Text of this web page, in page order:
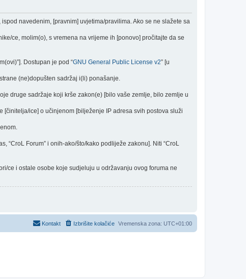
ispod navedenim, [pravnim] uvjetima/pravilima. Ako se ne slažete sa
ce, molim(o), s vremena na vrijeme ih [ponovo] pročitajte da se
Dostupan je pod “GNU General Public License v2” [u
(ne)dopušten sadržaj i(li) ponašanje.
druge sadržaje koji krše zakon(e) [bilo vaše zemlje, bilo zemlje u
ice] o učinjenom [bilježenje IP adresa svih postova služi
“CroL Forum” i onih-ako/što/kako podliježe zakonu]. Niti “CroL
ce i ostale osobe koje sudjeluju u održavanju ovog foruma ne
Vremenska zona: UTC+01:00
Izbrišite kolačiće
Kontakt